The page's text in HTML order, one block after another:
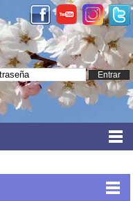
Entrar